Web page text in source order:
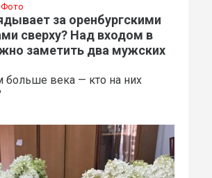
Фото
за оренбургскими
сверху? Над входом в
заметить два мужских
больше века — кто на них